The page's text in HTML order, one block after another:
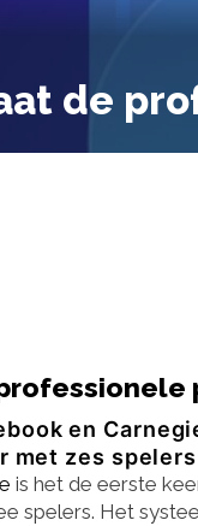
de
en
met zes
is het de eerste
spelers. Het